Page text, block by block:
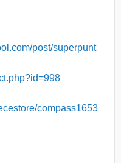
post/superpunt
compass1653